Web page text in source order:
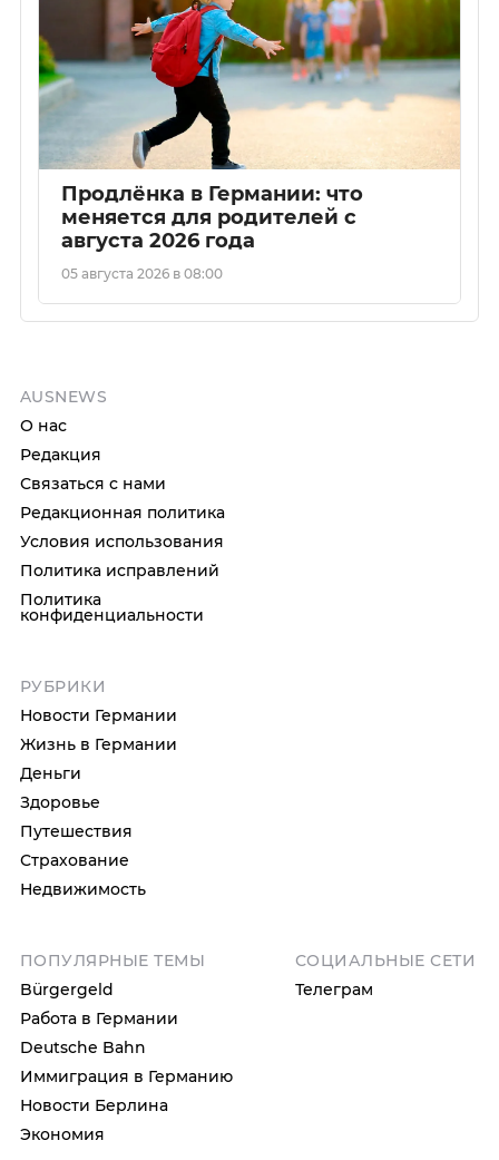
Продлёнка в Германии: что
меняется для родителей с
августа 2026 года
05 августа 2026 в 08:00
AUSNEWS
О нас
Редакция
Связаться с нами
Редакционная политика
Условия использования
Политика исправлений
Политика
конфиденциальности
РУБРИКИ
Новости Германии
Жизнь в Германии
Деньги
Здоровье
Путешествия
Страхование
Недвижимость
ПОПУЛЯРНЫЕ ТЕМЫ
Bürgergeld
Работа в Германии
Deutsche Bahn
Иммиграция в Германию
Новости Берлина
Экономия
СОЦИАЛЬНЫЕ СЕТИ
Телеграм